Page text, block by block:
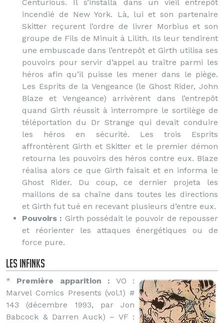
Centurious. Il s’installa dans un vieil entrepôt
incendié de New York. Là, lui et son partenaire
Skitter reçurent l’ordre de livrer Morbius et son
groupe de Fils de Minuit à Lilith. Ils leur tendirent
une embuscade dans l’entrepôt et Girth utilisa ses
pouvoirs pour servir d’appel au traître parmi les
héros afin qu’il puisse les mener dans le piège.
Les Esprits de la Vengeance (le Ghost Rider, John
Blaze et Vengeance) arrivèrent dans l’entrepôt
quand Girth réussit à interrompre le sortilège de
téléportation du Dr Strange qui devait conduire
les héros en sécurité. Les trois Esprits
affrontèrent Girth et Skitter et le premier démon
retourna les pouvoirs des héros contre eux. Blaze
réalisa alors ce que Girth faisait et en informa le
Ghost Rider. Du coup, ce dernier projeta les
maillons de sa chaîne dans toutes les directions
et Girth fut tué en recevant plusieurs d’entre eux.
Pouvoirs : Girth possédait le pouvoir de repousser
et réorienter les attaques énergétiques ou de
force pure.
les Infinks
* Première apparition : VO :
Marvel Comics Presents (vol.1) #
143 (décembre 1993, par Jon
Babcock & Darren Auck) – VF :